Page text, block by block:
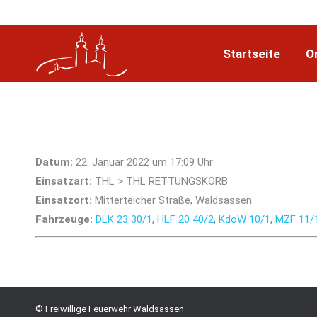
Startseite
Datum: 22. Januar 2022 um 17:09 Uhr
Einsatzart: THL > THL RETTUNGSKORB
Einsatzort: Mitterteicher Straße, Waldsassen
Fahrzeuge: DLK 23 30/1, HLF 20 40/2, KdoW 10/1, MZF 11/1
© Freiwillige Feuerwehr Waldsassen